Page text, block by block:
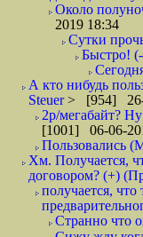
Около
2019 18:34
Сутки
Быстро!
А кто нибудь
Steuer> [954] 26-
2р/мегабайт?
[1001] 06-06-
Пользовались
Хм. Получается,
договором? (+)
получается,
Странно что